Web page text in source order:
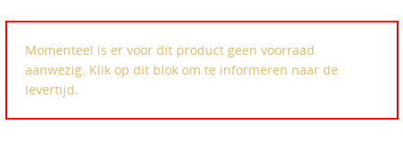
Momenteel is er voor dit product geen voorraad
aanwezig. Klik op dit blok om te informeren naar de
levertijd.